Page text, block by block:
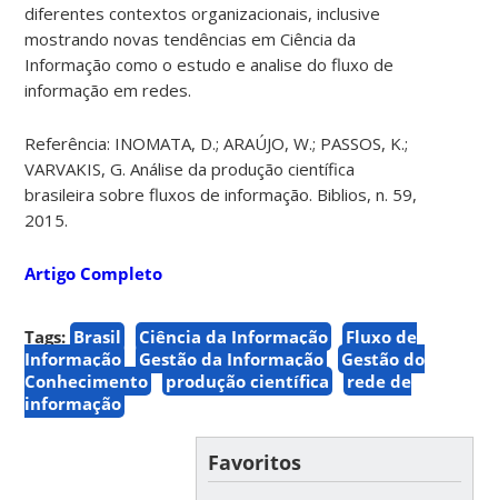
diferentes contextos organizacionais, inclusive
mostrando novas tendências em Ciência da
Informação como o estudo e analise do fluxo de
informação em redes.
Referência: INOMATA, D.; ARAÚJO, W.; PASSOS, K.;
VARVAKIS, G. Análise da produção científica
brasileira sobre fluxos de informação. Biblios, n. 59,
2015.
Artigo Completo
Tags: Brasil Ciência da Informação
Fluxo de
Informação
Gestão da Informação
Gestão do
Conhecimento
produção científica
rede de
informação
Favoritos